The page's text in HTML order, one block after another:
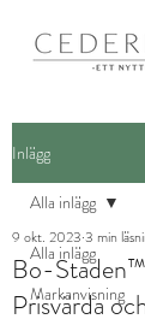
Inlägg
Alla inlägg
Markanvisning
Alla inlägg
Bo-
Prisvärda
9 okt. 2023 3 min